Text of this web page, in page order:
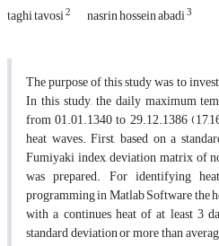
taghi tavosi2 nasrin hossein abadi3
The purpose of this study was to
In this study, the daily maximum
from 01.01.1340 to 29.12.1386
heat waves. First, based on a
Fumiyaki index, deviation matrix of
was prepared. For identifying
programming in Matlab Software the
with a continues heat of at least 3
standard deviation or more than